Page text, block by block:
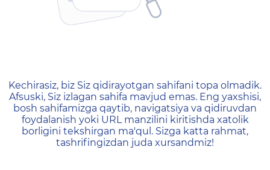
404 — Страница не
Kechirasiz, biz Siz qidirayotgan sahifani topa olmadik.
Afsuski, Siz izlagan sahifa mavjud emas. Eng yaxshisi,
bosh sahifamizga qaytib, navigatsiya va qidiruvdan
foydalanish yoki URL manzilini kiritishda xatolik
borligini tekshirgan ma'qul. Sizga katta rahmat,
tashrifingizdan juda xursandmiz!